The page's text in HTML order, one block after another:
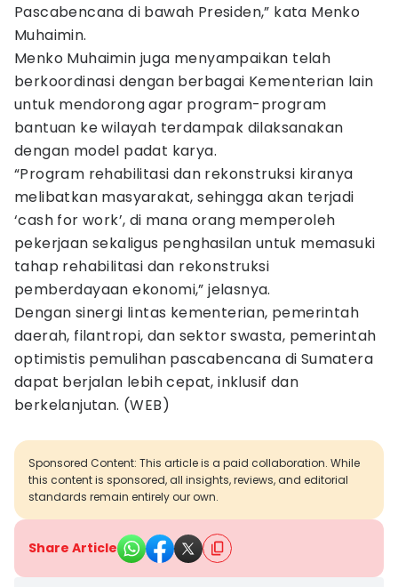
Pascabencana di bawah Presiden,” kata Menko
Muhaimin.
Menko Muhaimin juga menyampaikan telah
berkoordinasi dengan berbagai Kementerian lain
untuk mendorong agar program-program
bantuan ke wilayah terdampak dilaksanakan
dengan model padat karya.
“Program rehabilitasi dan rekonstruksi kiranya
melibatkan masyarakat, sehingga akan terjadi
‘cash for work’, di mana orang memperoleh
pekerjaan sekaligus penghasilan untuk memasuki
tahap rehabilitasi dan rekonstruksi
pemberdayaan ekonomi,” jelasnya.
Dengan sinergi lintas kementerian, pemerintah
daerah, filantropi, dan sektor swasta, pemerintah
optimistis pemulihan pascabencana di Sumatera
dapat berjalan lebih cepat, inklusif dan
berkelanjutan. (WEB)
Sponsored Content: This article is a paid collaboration. While
this content is sponsored, all insights, reviews, and editorial
standards remain entirely our own.
Share Article